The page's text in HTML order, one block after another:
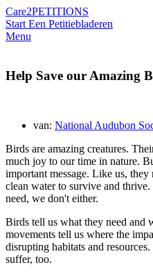
Care2PETITIONS
Start Een Petitiebladeren
Menu
Help Save our Amazing
van: National Audubon
Birds are amazing creatures.
much joy to our time in nature.
important message. Like us,
clean water to survive and
need, we don't either.
Birds tell us what they need and
movements tell us where the
disrupting habitats and
suffer, too.